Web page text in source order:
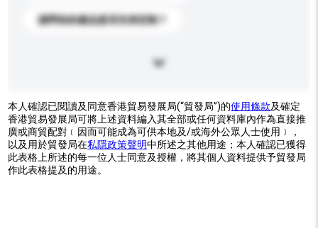
請問你的產品是否支持定制？
本人確認已閱讀及同意香港貿易發展局(“貿發局”)的使用條款及確定
香港貿易發展局可將上述資料編入其全部或任何資料庫內作為直接推
廣或商貿配對﹝因而可能成為可供本地及/或海外公眾人士使用﹞，
以及用於貿發局在私隱政策聲明中所述之其他用途；本人確認已獲得
此表格上所述的每一位人士同意及授權，將其個人資料提供予貿發局
作此表格提及的用途。